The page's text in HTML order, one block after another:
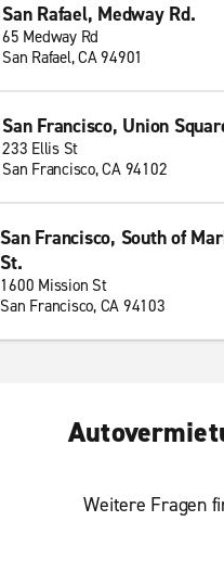
San Rafael, Medway Rd.
65 Medway Rd
San Rafael, CA 94901
San Francisco, Union
233 Ellis St
San Francisco, CA 94102
San Francisco, South of
St.
1600 Mission St
San Francisco, CA 94103
Weitere Fragen